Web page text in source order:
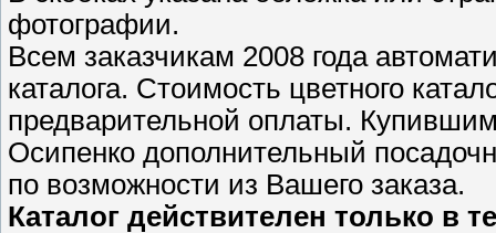
фотографии.
Всем заказчикам 2008 года
каталога. Стоимость цветного
предварительной оплаты.
Осипенко дополнительный
по возможности из Вашего заказа.
Каталог действителен только в